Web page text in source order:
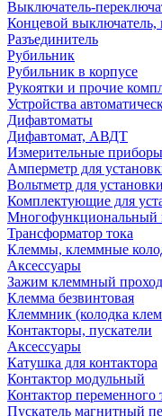
Выключатель-
Концевой выключатель,
Разъединитель
Рубильник
Рубильник в корпусе
Рукоятки и прочие
Устройства
Дифавтоматы
Дифавтомат, АВДТ
Измерительные
Амперметр для
Вольтметр для
Комплектующие для
Многофункциональный
Трансформатор тока
Клеммы, клеммные
Аксессуары
Зажим клеммный
Клемма безвинтовая
Клеммник (колодка
Контакторы, пускатели
Аксессуары
Катушка для контактора
Контактор модульный
Контактор переменного
Пускатель магнитный